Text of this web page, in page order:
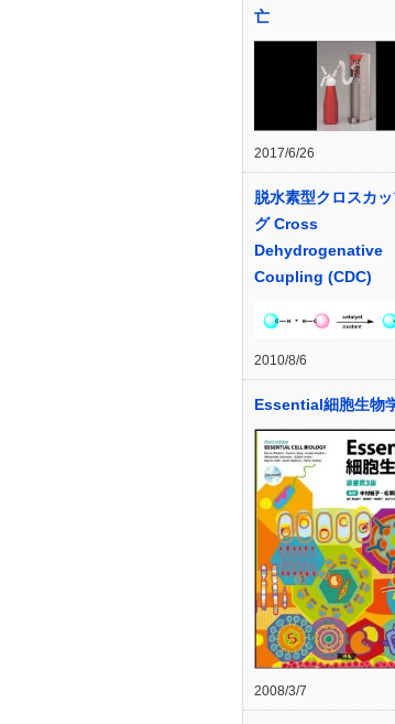
亡
2017/6/26
脱水素型クロスカ
グ Cross
Dehydrogenative
Coupling (CDC)
2010/8/6
Essential細胞生物
2008/3/7